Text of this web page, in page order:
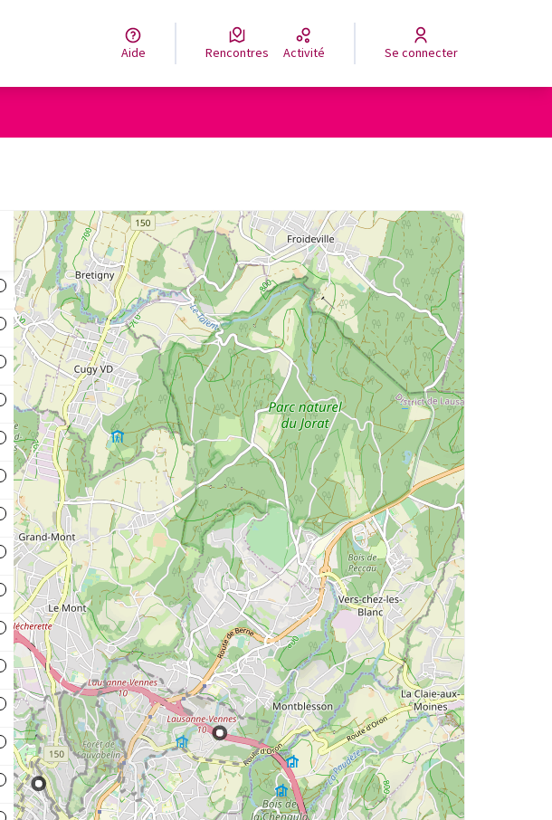
Aide Rencontres Activité Se connecter